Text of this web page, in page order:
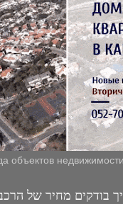
объектов
בודקים מחיר של